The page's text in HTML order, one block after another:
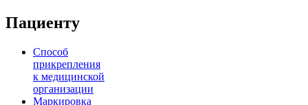
Пациенту
Способ
прикрепления
к медицинской
организации
Маркировка